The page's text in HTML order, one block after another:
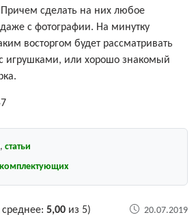
сделать на них любое
с фотографии. На минутку
восторгом будет рассматривать
игрушками, или хорошо знакомый
, статьи
комплектующих
среднее: 5,00 из 5) 20.07.2019